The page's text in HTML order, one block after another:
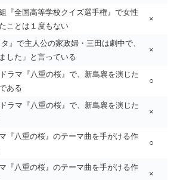
『全国高等学校クイズ選手権』で女性
ことは１度もない
×
』で主人公の家政婦・三田は劇中で、
した」と言っている
×
ラマ『八重の桜』で、新島襄を演じた
ある
○
ラマ『八重の桜』で、新島襄を演じた
×
『八重の桜』のテーマ曲を手がける作
○
『八重の桜』のテーマ曲を手がける作
×